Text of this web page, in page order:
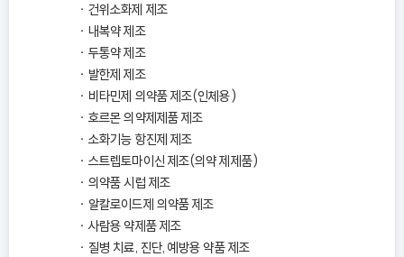
건위소화제 제조
내복약 제조
두통약 제조
발한제 제조
비타민제 의약품 제조(인체용)
호르몬 의약제제품 제조
소화기능 항진제 제조
스트렙토마이신 제조(의약 제제품)
의약품 시럽 제조
알칼로이드제 의약품 제조
사람용 약제품 제조
질병 치료, 진단, 예방용 약품 제조